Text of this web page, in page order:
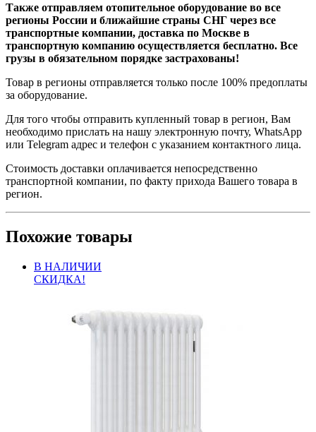
Также отправляем отопительное оборудование во все
регионы России и ближайшие страны СНГ через все
транспортные компании, доставка по Москве в
транспортную компанию осуществляется бесплатно. Все
грузы в обязательном порядке застрахованы!
Товар в регионы отправляется только после 100% предоплаты
за оборудование.
Для того чтобы отправить купленный товар в регион, Вам
необходимо прислать на нашу электронную почту, WhatsApp
или Telegram адрес и телефон с указанием контактного лица.
Стоимость доставки оплачивается непосредственно
транспортной компании, по факту прихода Вашего товара в
регион.
Похожие товары
В НАЛИЧИИ
СКИДКА!